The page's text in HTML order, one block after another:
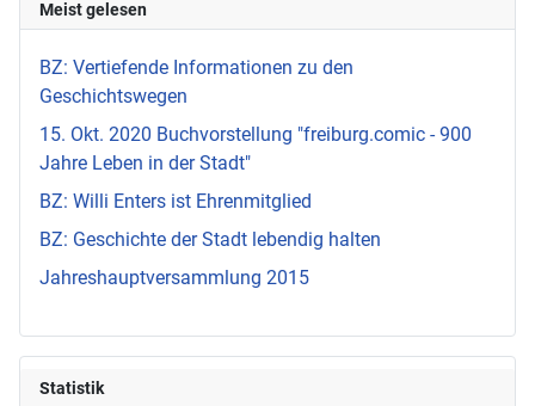
Meist gelesen
BZ: Vertiefende Informationen zu den
Geschichtswegen
15. Okt. 2020 Buchvorstellung "freiburg.comic - 900
Jahre Leben in der Stadt"
BZ: Willi Enters ist Ehrenmitglied
BZ: Geschichte der Stadt lebendig halten
Jahreshauptversammlung 2015
Statistik